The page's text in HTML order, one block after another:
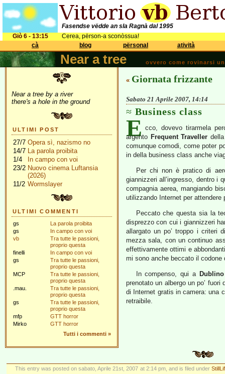
Fasendse vëdde an sla Ragnà dal 1995
Giò 6 - 13:15
Cerea, përson-a sconòssua!
cà
blog përsonal atività
Near a tree ovvero come rovinarsi
Near a tree by a river
there's a hole in the ground
ULTIMI POST
27/7 Opera sì, nazismo no
14/7 La parola proibita
1/4
In campo con voi
23/2 Nuovo cinema Luftansia
(2026)
11/2 Wormslayer
ULTIMI COMMENTI
gs
La parola proibita
gs
In campo con voi
vb
Tra tutte le passioni,
proprio questa
finelli
In campo con voi
gs
Tra tutte le passioni,
proprio questa
MCP
Tra tutte le passioni,
proprio questa
.mau.
Tra tutte le passioni,
proprio questa
gs
Tra tutte le passioni,
proprio questa
mfp
GTT horror
Mirko
GTT horror
Tutti i commenti »
« Giornata frizzante
Sabato 21 Aprile 2007, 14:14
Business class
E cco, dovevo tirarmela
argento Frequent Traveller
comunque comodi, come poter
in della business class anche
Per chi non è pratico di
giannizzeri all’ingresso, dentro i
compagnia aerea, mangiando
utilizzando Internet per
Peccato che questa sia la
disprezzo con cui i giannizzeri
allargato un po’ troppo i criteri
mezza sala, con un continuo
effettivamente ottimi e
mi sono anche beccato il
In compenso, qui a Dublino
prenotato un albergo un po’
di Internet gratis in camera: una
retraibile.
This entry was posted on sabato, Aprile 21st, 2007 at 2:14 pm, and is filed under